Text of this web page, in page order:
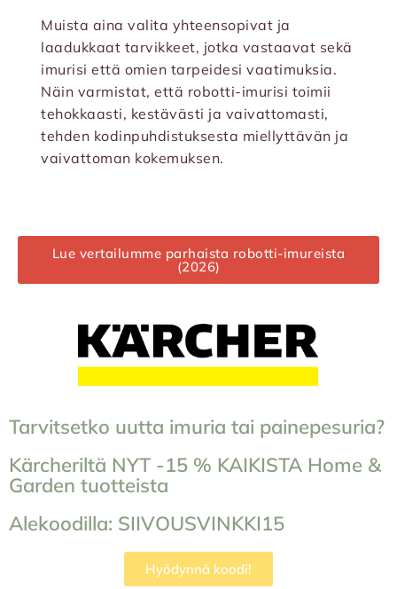
Muista aina valita yhteensopivat ja
laadukkaat tarvikkeet, jotka vastaavat sekä
imurisi että omien tarpeidesi vaatimuksia.
Näin varmistat, että robotti-imurisi toimii
tehokkaasti, kestävästi ja vaivattomasti,
tehden kodinpuhdistuksesta miellyttävän ja
vaivattoman kokemuksen.
Lue vertailumme parhaista robotti-imureista
(2026)
Tarvitsetko uutta imuria tai painepesuria?
Kärcheriltä NYT -15 % KAIKISTA Home &
Garden tuotteista
Alekoodilla: SIIVOUSVINKKI15
Hyödynnä koodi!